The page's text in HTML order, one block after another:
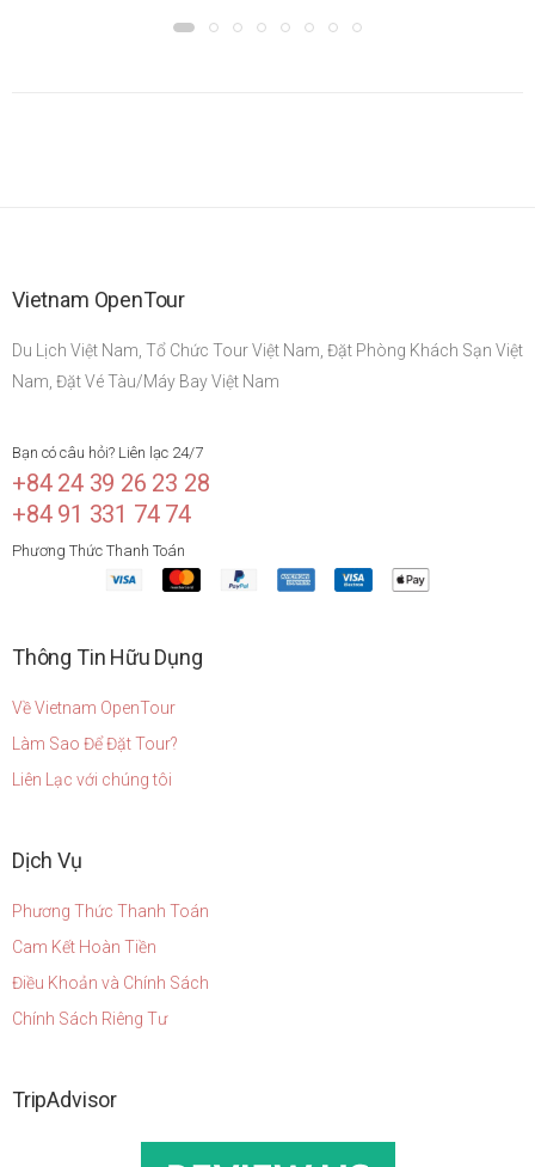
Vietnam OpenTour
Du Lịch Việt Nam, Tổ Chức Tour Việt Nam, Đặt Phòng Khách Sạn Việt
Nam, Đặt Vé Tàu/Máy Bay Việt Nam
Bạn có câu hỏi? Liên lạc 24/7
+84 24 39 26 23 28
+84 91 331 74 74
Phương Thức Thanh Toán
Thông Tin Hữu Dụng
Về Vietnam OpenTour
Làm Sao Để Đặt Tour?
Liên Lạc với chúng tôi
Dịch Vụ
Phương Thức Thanh Toán
Cam Kết Hoàn Tiền
Điều Khoản và Chính Sách
Chính Sách Riêng Tư
TripAdvisor